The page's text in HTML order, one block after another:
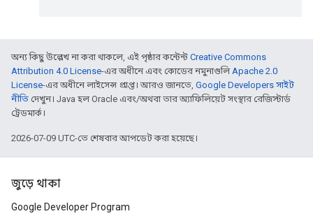
অন্য কিছু উল্লেখ না করা থাকলে, এই পৃষ্ঠার কন্টেন্ট Creative Commons
Attribution 4.0 License-এর অধীনে এবং কোডের নমুনাগুলিApache 2.0
License-এর অধীনে লাইসেন্স প্রাপ্ত। আরও জানতে, Google Developers সাইট
নীতি দেখুন। Java হল Oracle এবং/অথবা তার অ্যাফিলিয়েট সংস্থার রেজিস্টার্ড
ট্রেডমার্ক।
2026-07-09 UTC-তে শেষবার আপডেট করা হয়েছে।
জুড়ে থাকা
Google Developer Program